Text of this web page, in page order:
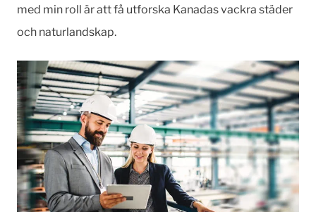
med min roll är att få utforska Kanadas vackra städer
och naturlandskap.